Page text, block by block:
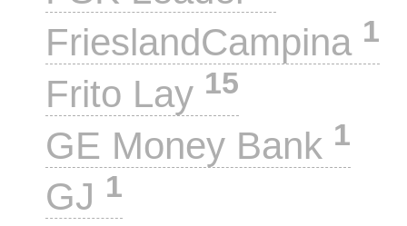
FrieslandCampina 1
Frito Lay 15
GE Money Bank 1
GJ 1